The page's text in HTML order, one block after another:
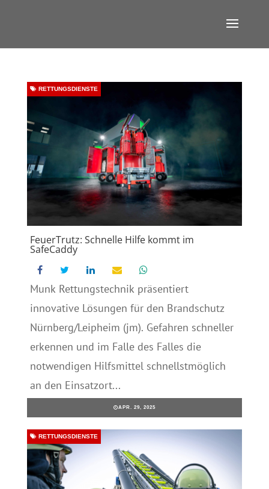
FeuerTrutz: Schnelle Hilfe kommt im
SafeCaddy
RETTUNGSDIENSTE
Munk Rettungstechnik präsentiert
innovative Lösungen für den Brandschutz
Nürnberg/Leipheim (jm). Gefahren schneller
erkennen und im Falle des Falles die
notwendigen Hilfsmittel schnellstmöglich
an den Einsatzort...
APR. 29, 2025
RETTUNGSDIENSTE